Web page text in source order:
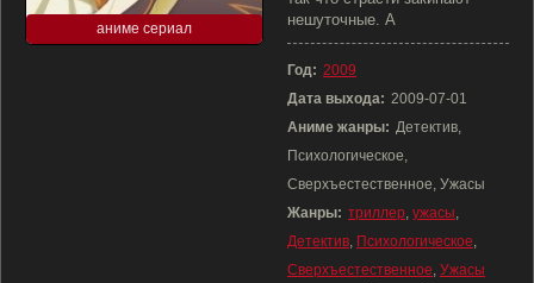
аниме сериал
нешуточные. А
Год: 2009
Дата выхода: 2009-07-01
Аниме жанры: Детектив,
Психологическое,
Сверхъестественное, Ужасы
Жанры: триллер, ужасы,
Детектив, Психологическое,
Сверхъестественное, Ужасы